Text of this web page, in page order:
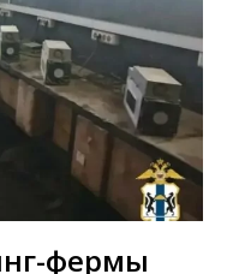
фермы